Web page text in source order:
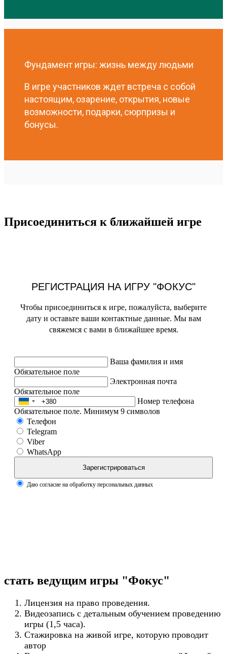
Фундамент игры: жизнь между людьми
В игре участников ждет встреча с собой
настоящим, озарение, открытия, новые
возможности, подарки, сюрпризы и
бонусы.
Присоединиться к ближайшей игре
РЕГИСТРАЦИЯ НА ИГРУ "ФОКУС"
Чтобы присоединиться к игре, пожалуйста, выберите
дату и оставьте ваши контактные данные. Мы вам
свяжемся с вами в ближайшее время.
Ваша фамилия и имя
Обязательное поле
Электронная почта
Обязательное поле
Номер телефона
Обязательное поле. Минимум 9 символов
Телефон
Telegram
Viber
WhatsApp
Зарегистрироваться
Даю согласие на обработку персональных данных
стать ведущим игры "Фокус"
Лицензия на право проведения.
Видеозапись с детальным обучением проведению
игры (1,5 часа).
Стажировка на живой игре, которую проводит
автор